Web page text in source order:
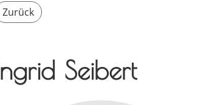
Zurück
Ingrid Seibert